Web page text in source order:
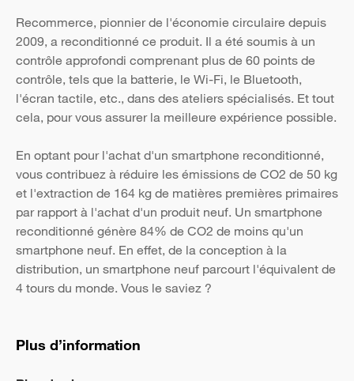
Recommerce, pionnier de l'économie circulaire depuis
2009, a reconditionné ce produit. Il a été soumis à un
contrôle approfondi comprenant plus de 60 points de
contrôle, tels que la batterie, le Wi-Fi, le Bluetooth,
l'écran tactile, etc., dans des ateliers spécialisés. Et tout
cela, pour vous assurer la meilleure expérience possible.
En optant pour l'achat d'un smartphone reconditionné,
vous contribuez à réduire les émissions de CO2 de 50 kg
et l'extraction de 164 kg de matières premières primaires
par rapport à l'achat d'un produit neuf. Un smartphone
reconditionné génère 84% de CO2 de moins qu'un
smartphone neuf. En effet, de la conception à la
distribution, un smartphone neuf parcourt l'équivalent de
4 tours du monde. Vous le saviez ?
Plus d’information